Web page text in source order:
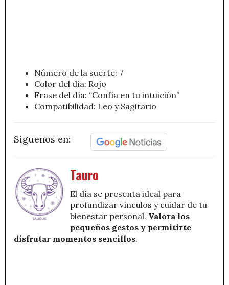
Número de la suerte: 7
Color del día: Rojo
Frase del día: “Confía en tu intuición”
Compatibilidad: Leo y Sagitario
Síguenos en:
Tauro
El día se presenta ideal para
profundizar vínculos y cuidar de tu
bienestar personal. Valora los
pequeños gestos y permitirte
disfrutar momentos sencillos.